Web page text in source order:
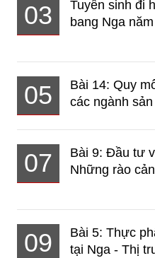
03
Tuyển sinh đi
bang Nga
05
Bài 14: Quy
các ngành
07
Bài 9: Đầu tư
Những rào
09
Bài 5: Thực
tại Nga - Thị